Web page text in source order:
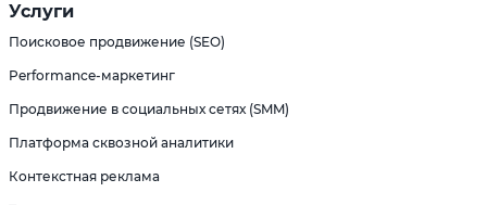
Услуги
Поисковое продвижение (SEO)
Performance-маркетинг
Продвижение в социальных сетях (SMM)
Платформа сквозной аналитики
Контекстная реклама